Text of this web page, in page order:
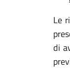
Le
di